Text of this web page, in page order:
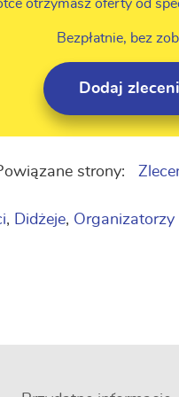
otrzymasz oferty od
Bezpłatnie, bez
Dodaj
strony:
, Didżeje, Organizatorzy